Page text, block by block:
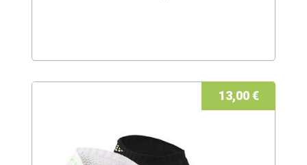
13,00 €